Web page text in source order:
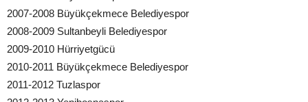
2007-2008 Büyükçekmece Belediyespor
2008-2009 Sultanbeyli Belediyespor
2009-2010 Hürriyetgücü
2010-2011 Büyükçekmece Belediyespor
2011-2012 Tuzlaspor